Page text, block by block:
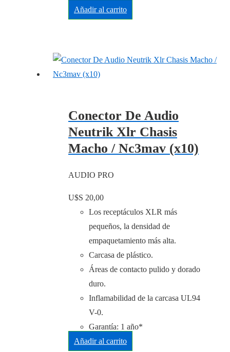
Añadir al carrito
Conector De Audio
Neutrik Xlr Chasis
Macho / Nc3mav (x10)
AUDIO PRO
U$S 20,00
Los receptáculos XLR más
pequeños, la densidad de
empaquetamiento más alta.
Carcasa de plástico.
Áreas de contacto pulido y dorado
duro.
Inflamabilidad de la carcasa UL94
V-0.
Garantía: 1 año*
Añadir al carrito